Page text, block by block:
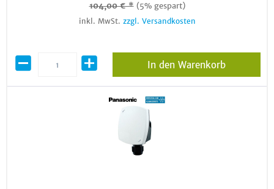
104,00 € * (5% gespart)
inkl. MwSt. zzgl. Versandkosten
In den Warenkorb